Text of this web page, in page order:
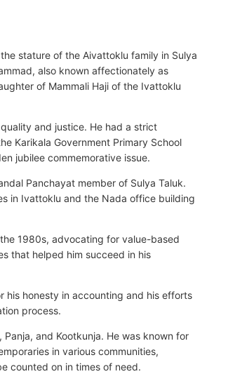
stature of the Aivattoklu family in Sulya
also known affectionately as
of Mammali Haji of the Ivattoklu
and justice. He had a strict
Karikala Government Primary School
jubilee commemorative issue.
Panchayat member of Sulya Taluk.
in Ivattoklu and the Nada office building
1980s, advocating for value-based
that helped him succeed in his
his honesty in accounting and his efforts
process.
and Kootkunja. He was known for
in various communities,
counted on in times of need.